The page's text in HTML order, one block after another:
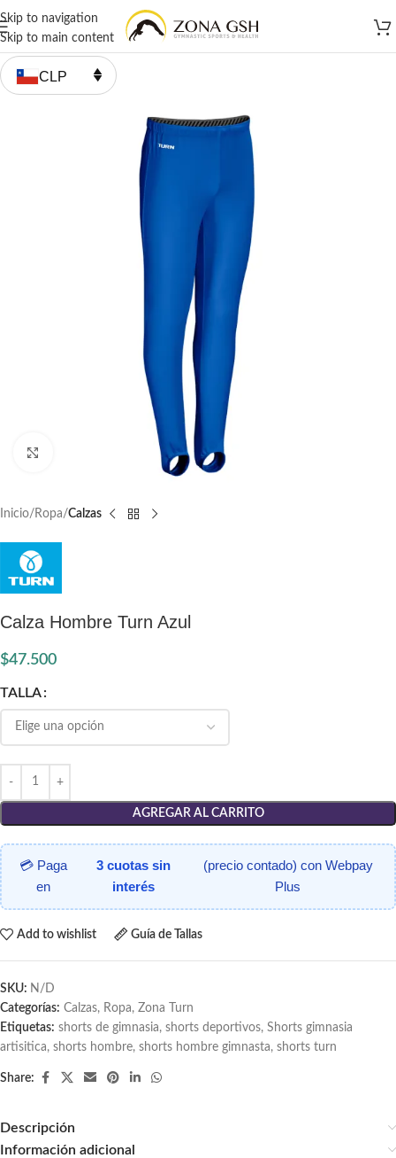
Skip to navigation
Skip to main content
CLP
Inicio Ropa Calzas
Calza Hombre Turn Azul
$47.500
TALLA
AGREGAR AL CARRITO
💳 Paga
en
3 cuotas sin
interés
(precio contado) con Webpay
Plus
Add to wishlist Guía de Tallas
SKU: N/D
Categorías: Calzas, Ropa, Zona Turn
Etiquetas: shorts de gimnasia, shorts deportivos, Shorts gimnasia
artisitica, shorts hombre, shorts hombre gimnasta, shorts turn
Share:
Descripción
Información adicional